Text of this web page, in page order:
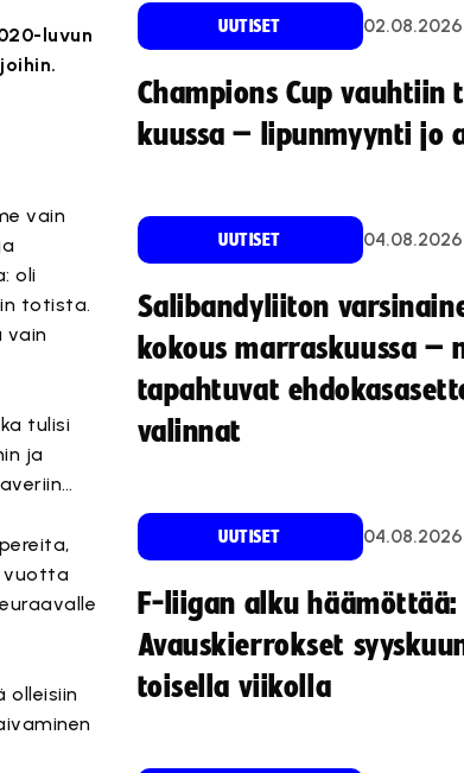
luvun
vain
oli
totista.
vain
tulisi
ja
vuotta
olleisiin
UUTISET 02.08.2026
Champions Cup vauhtiin
kuussa – lipunmyynti jo
UUTISET 04.08.2026
Salibandyliiton
kokous marraskuussa –
tapahtuvat
valinnat
UUTISET 04.08.2026
F-liigan alku häämöttää:
Avauskierrokset
toisella viikolla